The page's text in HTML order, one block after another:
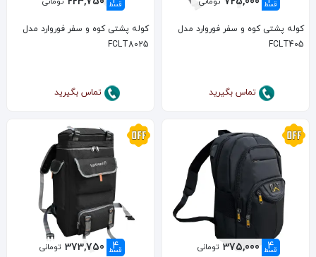
قسط
کوله پشتی کوه و سفر فوروارد مدل
FCLT405
تماس بگیرید
قسط
کوله پشتی کوه و سفر فوروارد مدل
FCLT8025
تماس بگیرید
4
قسط 375,000 تومانی 4
قسط 373,750 تومانی